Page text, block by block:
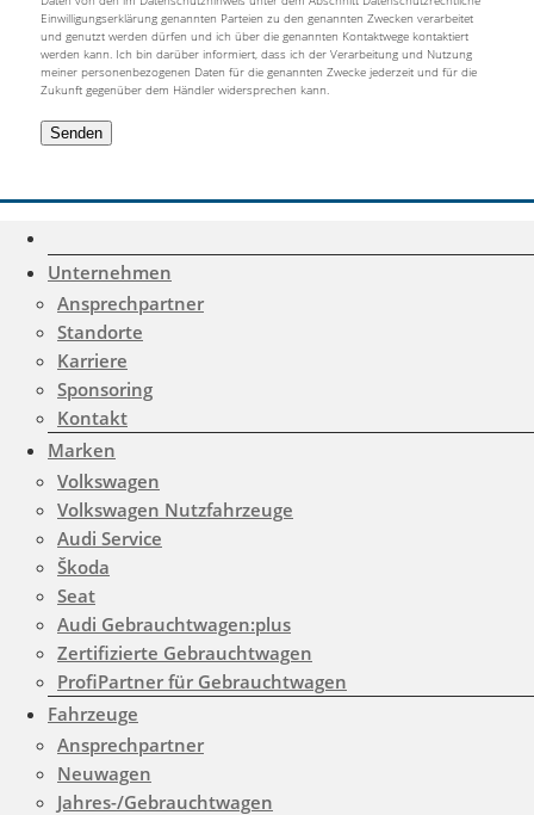
Unternehmen
Ansprechpartner
Standorte
Karriere
Sponsoring
Kontakt
Marken
Volkswagen
Volkswagen Nutzfahrzeuge
Audi Service
Škoda
Seat
Audi Gebrauchtwagen:plus
Zertifizierte Gebrauchtwagen
ProfiPartner für Gebrauchtwagen
Fahrzeuge
Ansprechpartner
Neuwagen
Jahres-/Gebrauchtwagen
Notice: Undefined index:
rememberedVehicles in
/www/htdocs/w01d0508/wp-
content/themes/induxo-
child/template-
parts/footer/footer.php
Warning: count(): Parameter
must be an array or an object
that implements Countable in
/www/htdocs/w01d0508/wp-
Gemerkte Fahrzeuge
Einwilligungserklärung genannten Parteien zu den genannten Zwecken verarbeitet
und genutzt werden dürfen und ich über die genannten Kontaktwege kontaktiert
werden kann. Ich bin darüber informiert, dass ich der Verarbeitung und Nutzung
meiner personenbezogenen Daten für die genannten Zwecke jederzeit und für die
Zukunft gegenüber dem Händler widersprechen kann.